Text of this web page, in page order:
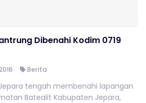
Dibenahi Kodim 0719
Berita
tengah membenahi lapangan
Batealit Kabupaten Jepara,